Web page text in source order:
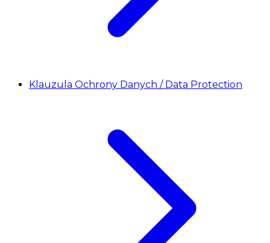
Klauzula Ochrony Danych / Data Protection